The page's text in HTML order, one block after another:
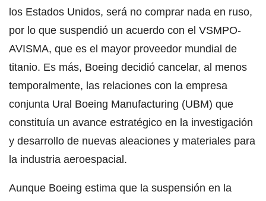
los Estados Unidos, será no comprar nada en ruso,
por lo que suspendió un acuerdo con el VSMPO-
AVISMA, que es el mayor proveedor mundial de
titanio. Es más, Boeing decidió cancelar, al menos
temporalmente, las relaciones con la empresa
conjunta Ural Boeing Manufacturing (UBM) que
constituía un avance estratégico en la investigación
y desarrollo de nuevas aleaciones y materiales para
la industria aeroespacial.
Aunque Boeing estima que la suspensión en la